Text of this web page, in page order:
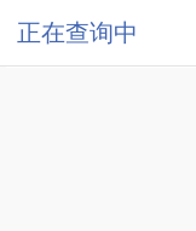
正在查询中